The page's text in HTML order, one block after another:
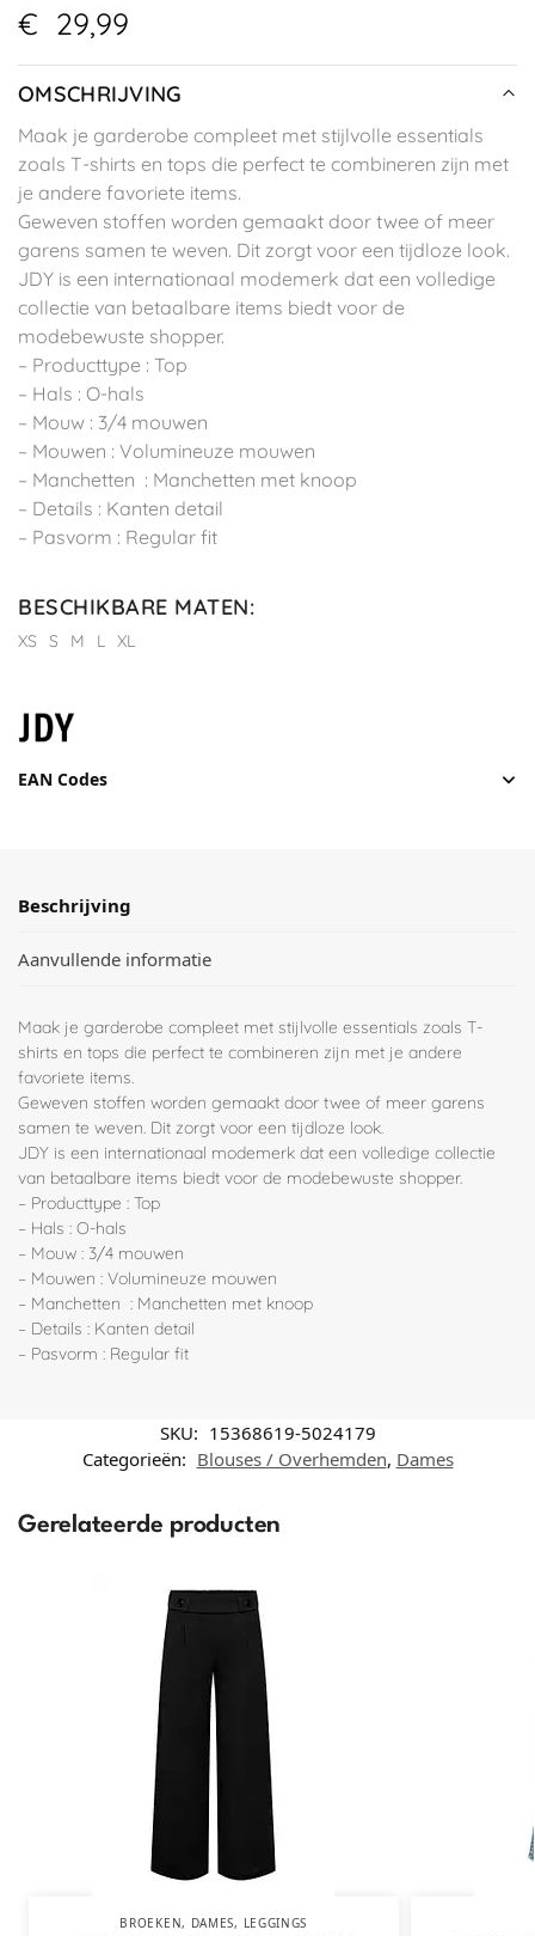
€ 29,99
OMSCHRIJVING
Maak je garderobe compleet met stijlvolle essentials
zoals T-shirts en tops die perfect te combineren zijn met
je andere favoriete items.
Geweven stoffen worden gemaakt door twee of meer
garens samen te weven. Dit zorgt voor een tijdloze look.
JDY is een internationaal modemerk dat een volledige
collectie van betaalbare items biedt voor de
modebewuste shopper.
– Producttype : Top
– Hals : O-hals
– Mouw : 3/4 mouwen
– Mouwen : Volumineuze mouwen
– Manchetten : Manchetten met knoop
– Details : Kanten detail
– Pasvorm : Regular fit
BESCHIKBARE MATEN:
XS S M L XL
EAN Codes
Beschrijving
Aanvullende informatie
Maak je garderobe compleet met stijlvolle essentials zoals T-
shirts en tops die perfect te combineren zijn met je andere
favoriete items.
Geweven stoffen worden gemaakt door twee of meer garens
samen te weven. Dit zorgt voor een tijdloze look.
JDY is een internationaal modemerk dat een volledige collectie
van betaalbare items biedt voor de modebewuste shopper.
– Producttype : Top
– Hals : O-hals
– Mouw : 3/4 mouwen
– Mouwen : Volumineuze mouwen
– Manchetten : Manchetten met knoop
– Details : Kanten detail
– Pasvorm : Regular fit
SKU: 15368619-5024179
Categorieën: Blouses / Overhemden, Dames
Gerelateerde producten
BROEKEN, DAMES, LEGGINGS